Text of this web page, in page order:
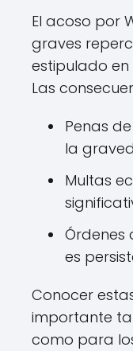
El acoso por
graves
estipulado en
Las
Penas
la
Multas
Órdenes
es
Conocer
importante
como para